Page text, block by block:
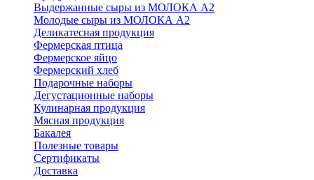
Выдержанные сыры из МОЛОКА А2
Молодые сыры из МОЛОКА А2
Деликатесная продукция
Фермерская птица
Фермерское яйцо
Фермерский хлеб
Подарочные наборы
Дегустационные наборы
Кулинарная продукция
Мясная продукция
Бакалея
Полезные товары
Сертификаты
Доставка